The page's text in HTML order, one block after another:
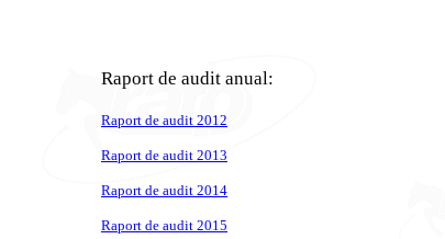
Raport de audit anual:
Raport de audit 2012
Raport de audit 2013
Raport de audit 2014
Raport de audit 2015